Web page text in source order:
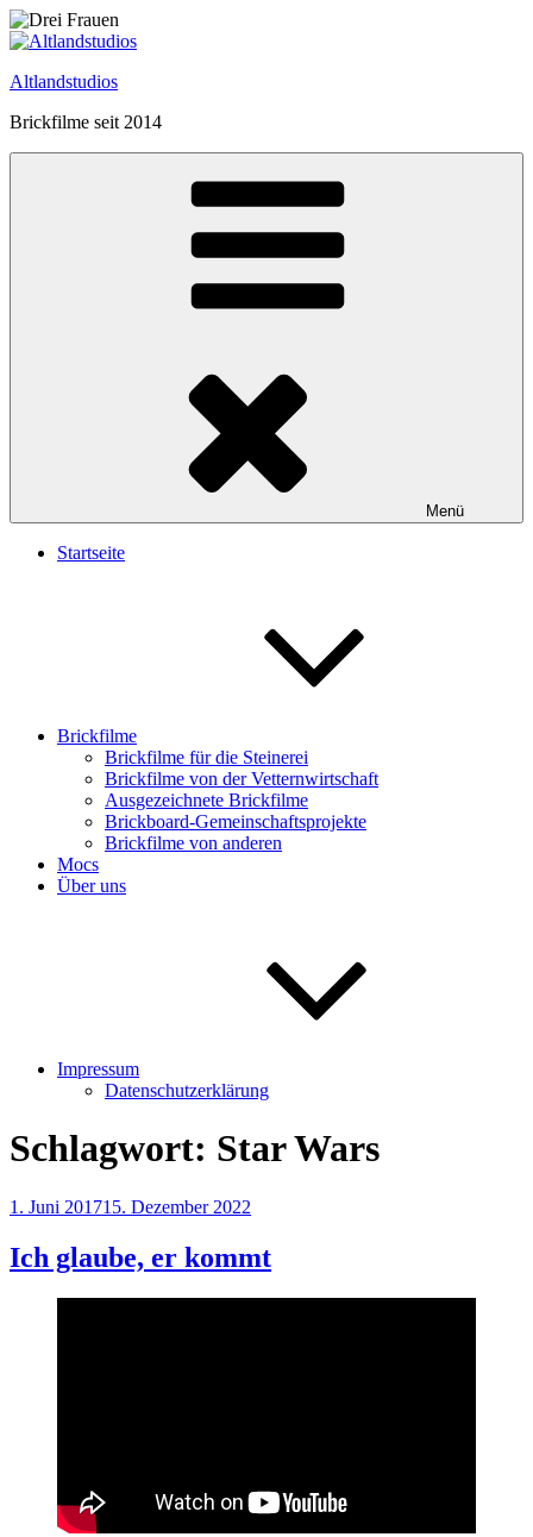
Zum
Inhalt
Altlandstudios
Brickfilme seit 2014
Menü
Startseite
Brickfilme
Brickfilme für die Steinerei
Brickfilme von der Vetternwirtschaft
Ausgezeichnete Brickfilme
Brickboard-Gemeinschaftsprojekte
Brickfilme von anderen
Mocs
Über uns
Impressum
Datenschutzerklärung
Schlagwort: Star Wars
Veröffentlicht
1. Juni 201715. Dezember 2022
Ich glaube, er kommt